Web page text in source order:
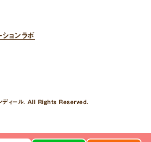
ションラボ
ィール. All Rights Reserved.